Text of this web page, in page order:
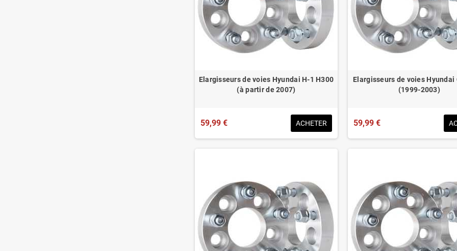
Elargisseurs de voies Hyundai H-1 H300
(à partir de 2007)
59,99 € ACHETER
Elargisseurs de voies Hyundai
(1999-2003)
59,99 €